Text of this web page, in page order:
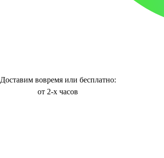
Доставим вовремя или бесплатно:
от 2-х часов